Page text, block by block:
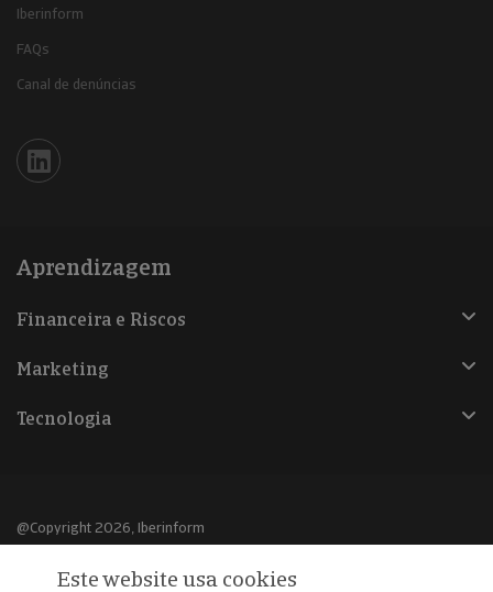
Iberinform
FAQs
Canal de denúncias
Iberinform en Linkedin
Aprendizagem
Financeira e Riscos
Marketing
Tecnologia
@Copyright 2026, Iberinform
Aviso legalEste website usa cookies